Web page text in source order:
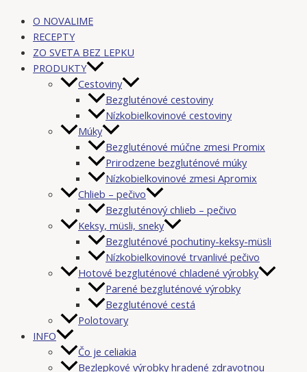
O NOVALIME
RECEPTY
ZO SVETA BEZ LEPKU
PRODUKTY
Cestoviny
Bezgluténové cestoviny
Nízkobielkovinové cestoviny
Múky
Bezgluténové múčne zmesi Promix
Prirodzene bezgluténové múky
Nízkobielkovinové zmesi Apromix
Chlieb – pečivo
Bezgluténový chlieb – pečivo
Keksy, müsli, sneky
Bezgluténové pochutiny-keksy-müsli
Nízkobielkovinové trvanlivé pečivo
Hotové bezgluténové chladené výrobky
Parené bezgluténové výrobky
Bezgluténové cestá
Polotovary
INFO
Čo je celiakia
Bezlepkové výrobky hradené zdravotnou